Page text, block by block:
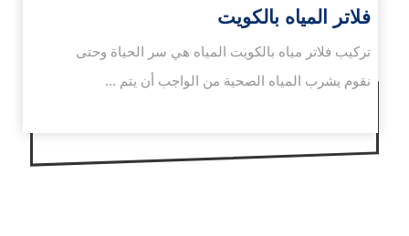
فلاتر المياه بالكويت
تركيب فلاتر مياه بالكويت المياه هي سر الحياة وحتى
نقوم يشرب المياه الصحية من الواجب أن يتم ...